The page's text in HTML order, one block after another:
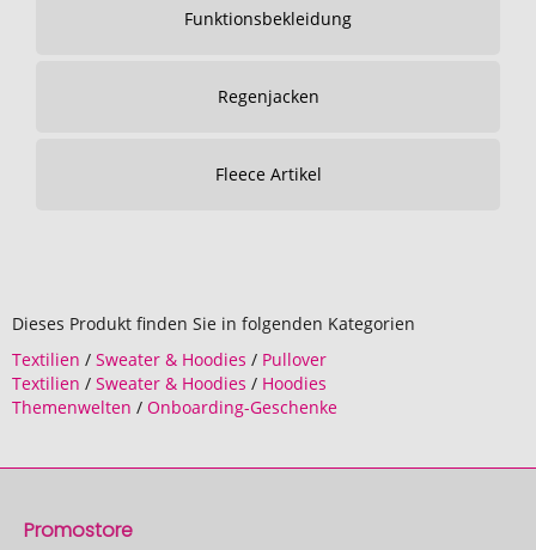
Funktionsbekleidung
Regenjacken
Fleece Artikel
Dieses Produkt finden Sie in folgenden Kategorien
Textilien / Sweater & Hoodies / Pullover
Textilien / Sweater & Hoodies / Hoodies
Themenwelten / Onboarding-Geschenke
Promostore